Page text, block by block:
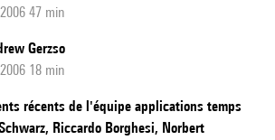
47 min
Gerzso
18 min
récents de l'équipe applications temps
Riccardo Borghesi, Norbert